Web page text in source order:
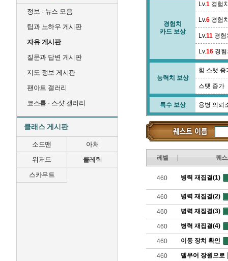
정보 · 뉴스 모음
팁과 노하우 게시판
자유 게시판
질문과 답변 게시판
지도 정보 게시판
팬아트 갤러리
코스튬 · 스샷 갤러리
클래스 게시판
소드맨
아처
위저드
클레릭
스카우트
델무어 대합실 (Lv.470)
델무어 장원 (Lv.462)
드바시아 고개 (Lv.120)
경험치
카드 보상
Lv.1 경험
Lv.6 경험
Lv.11 경험
Lv.16 경
능력치 보상
힘 스탯 증
스탯 증가
특수 보상 용병 의뢰
레벨 퀘스
460 병력 재집결(1)
460 병력 재집결(2)
460 병력 재집결(3)
460 병력 재집결(4)
460 이동 장치 확인
460 델무어 장원으로